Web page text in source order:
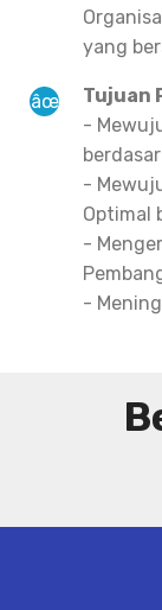
yang
Tujuan
-
-
Optimal
-
-